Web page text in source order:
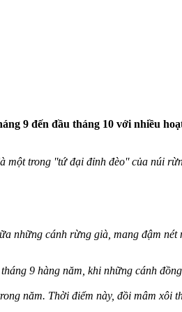
9 đến đầu tháng 10 với nhiều
trong ''tứ đại đỉnh đèo'' của núi
những cánh rừng già, mang đậm nét
9 hàng năm, khi những cánh
năm. Thời điểm này, đồi mâm xôi